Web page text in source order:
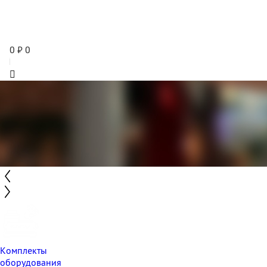
0 ₽ 0
Комплекты
оборудования